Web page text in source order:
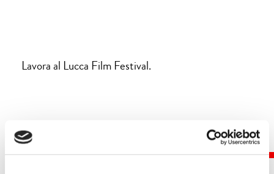
Lavora al Lucca Film Festival.